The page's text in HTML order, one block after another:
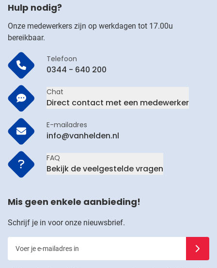
Hulp nodig?
Onze medewerkers zijn op werkdagen tot 17.00u
bereikbaar.
Telefoon
0344 - 640 200
Chat
Direct contact met een medewerker
E-mailadres
info@vanhelden.nl
FAQ
Bekijk de veelgestelde vragen
Mis geen enkele aanbieding!
Schrijf je in voor onze nieuwsbrief.